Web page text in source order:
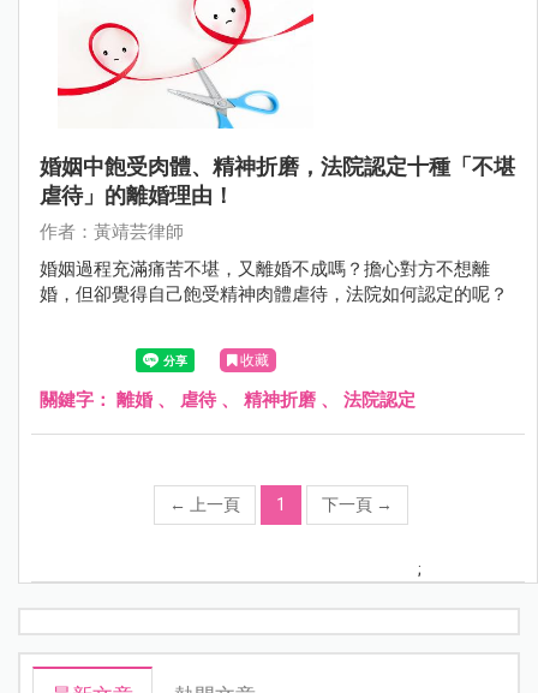
婚姻中飽受肉體、精神折磨，法院認定十種「不堪
虐待」的離婚理由！
作者：黃靖芸律師
婚姻過程充滿痛苦不堪，又離婚不成嗎？擔心對方不想離
婚，但卻覺得自己飽受精神肉體虐待，法院如何認定的呢？
收藏
關鍵字： 離婚 、 虐待 、 精神折磨 、 法院認定
← 上一頁 1 下一頁 →
;